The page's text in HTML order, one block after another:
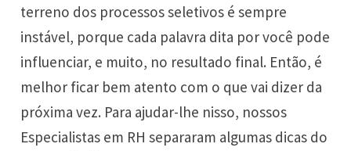
terreno dos processos seletivos é sempre
instável, porque cada palavra dita por você pode
influenciar, e muito, no resultado final. Então, é
melhor ficar bem atento com o que vai dizer da
próxima vez. Para ajudar-lhe nisso, nossos
Especialistas em RH separaram algumas dicas do